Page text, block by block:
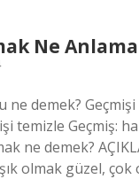
Ne
ne demek? Geçmişi
temizle Geçmiş:
ne demek?
olmak güzel,